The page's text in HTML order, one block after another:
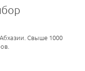
Свыше 1000